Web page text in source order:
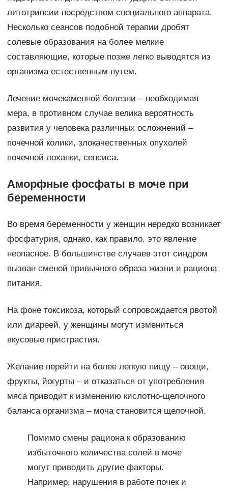
литотрипсии посредством специального аппарата.
Несколько сеансов подобной терапии дробят
солевые образования на более мелкие
составляющие, которые позже легко выводятся из
организма естественным путем.
Лечение мочекаменной болезни – необходимая
мера, в противном случае велика вероятность
развития у человека различных осложнений –
почечной колики, злокачественных опухолей
почечной лоханки, сепсиса.
Аморфные фосфаты в моче при
беременности
Во время беременности у женщин нередко возникает
фосфатурия, однако, как правило, это явление
неопасное. В большинстве случаев этот синдром
вызван сменой привычного образа жизни и рациона
питания.
На фоне токсикоза, который сопровождается рвотой
или диареей, у женщины могут измениться
вкусовые пристрастия.
Желание перейти на более легкую пищу – овощи,
фрукты, йогурты – и отказаться от употребления
мяса приводит к изменению кислотно-щелочного
баланса организма – моча становится щелочной.
Помимо смены рациона к образованию
избыточного количества солей в моче
могут приводить другие факторы.
Например, нарушения в работе почек и